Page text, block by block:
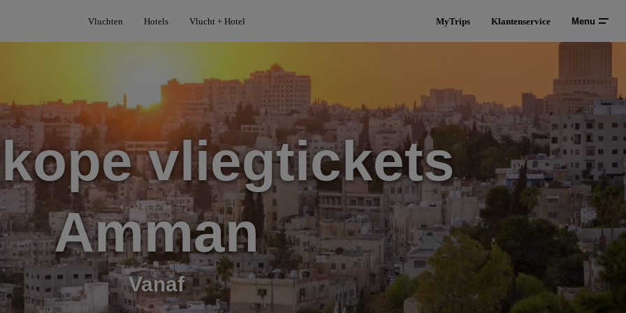
Vluchten Hotels Vlucht + Hotel MyTrips Klantenservice Menu
vliegtickets
Amman
Vanaf